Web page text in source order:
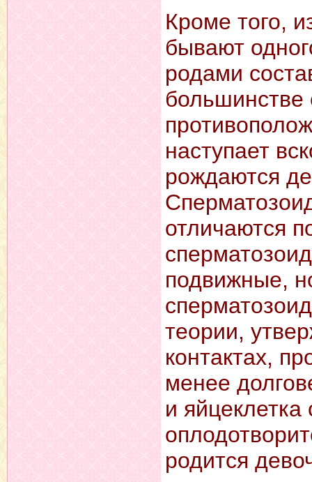
Кроме того,
бывают
родами
большинстве
наступает
рождаются
отличаются
подвижные,
теории,
контактах,
менее
и
родится